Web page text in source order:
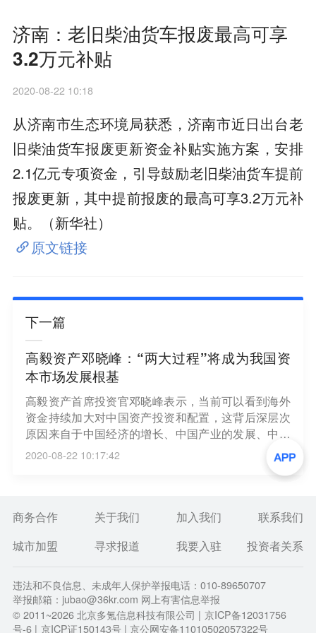
济南：老旧柴油货车报废最高可享
3.2万元补贴
2020-08-22 10:18
从济南市生态环境局获悉，济南市近日出台老
旧柴油货车报废更新资金补贴实施方案，安排
2.1亿元专项资金，引导鼓励老旧柴油货车提前
报废更新，其中提前报废的最高可享3.2万元补
贴。（新华社）
原文链接
下一篇
高毅资产邓晓峰：“两大过程”将成为我国资
本市场发展根基
高毅资产首席投资官邓晓峰表示，当前可以看到海外
资金持续加大对中国资产投资和配置，这背后深层次
原因来自于中国经济的增长、中国产业的发展、中国
一大批公司实现的快速增长等多方面原因，并由此为
投资者创造并带来巨大的价值和财富。这些增长和财
富价值创造，是境外资金流入的一个根本原因。而这
业发展的过程，会在相当长的时间之内成为我国资本
2020-08-22 10:17:42
商务合作 关于我们 加入我们
联系我们
城市加盟
寻求报道 我要入驻 投资者关系
违法和不良信息、未成年人保护举报电话：010-89650707
举报邮箱：jubao@36kr.com 网上有害信息举报
© 2011~2026北京多氪信息科技有限公司 | 京ICP备12031756
号-6 | 京ICP证150143号 | 京公网安备11010502057322号